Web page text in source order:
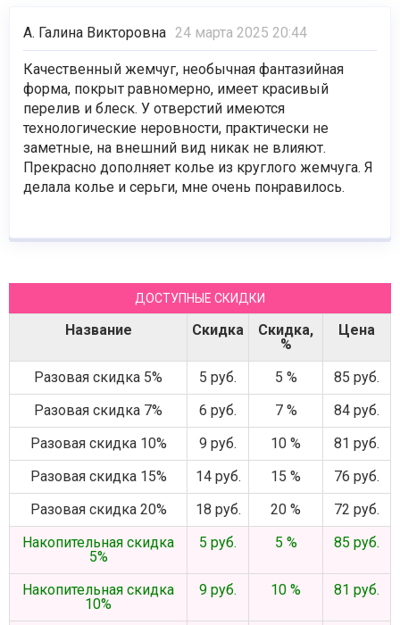
А. Галина Викторовна 24 марта 2025 20:44
Качественный жемчуг, необычная фантазийная
форма, покрыт равномерно, имеет красивый
перелив и блеск. У отверстий имеются
технологические неровности, практически не
заметные, на внешний вид никак не влияют.
Прекрасно дополняет колье из круглого жемчуга. Я
делала колье и серьги, мне очень понравилось.
ДОСТУПНЫЕ СКИДКИ
Название Скидка
Скидка,
%
Цена
Разовая скидка 5% 5 руб. 5 %
85 руб.
Разовая скидка 7%
6 руб. 7 %
84 руб.
Разовая скидка 10%
9 руб. 10 %
81 руб.
Разовая скидка 15%
14 руб. 15 %
76 руб.
Разовая скидка 20%
18 руб. 20 %
72 руб.
Накопительная скидка
5%
5 руб. 5 % 85 руб.
Накопительная скидка
10%
9 руб. 10 % 81 руб.